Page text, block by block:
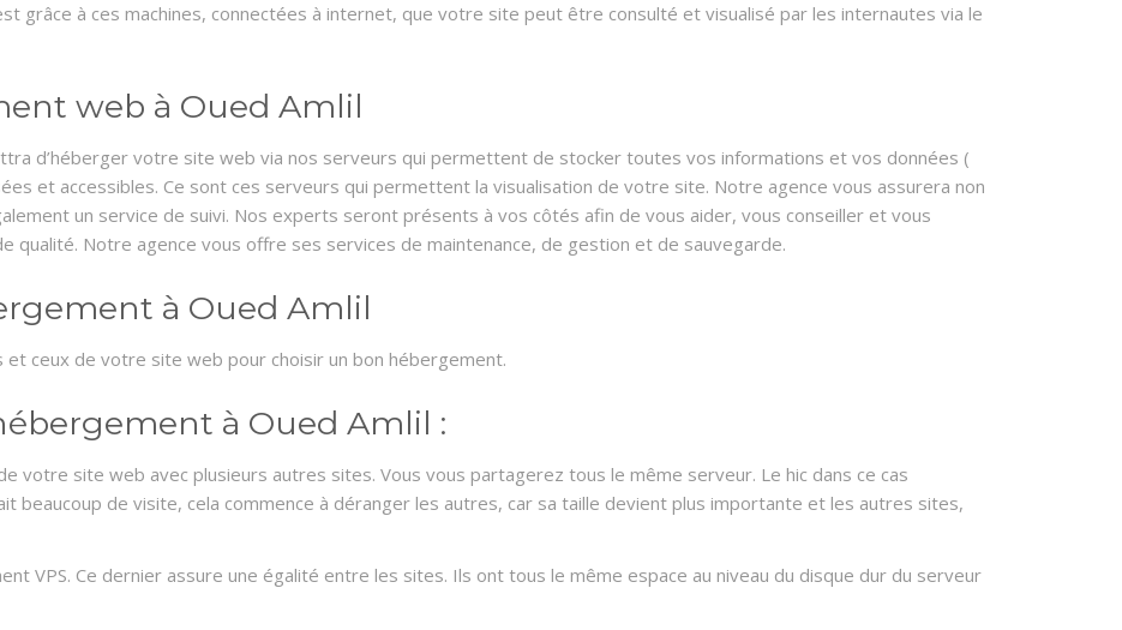
grâce à ces machines, connectées à internet, que votre site peut être consulté et visualisé par les internautes via le
web à Oued Amlil
d’héberger votre site web via nos serveurs qui permettent de stocker toutes vos informations et vos données (
et accessibles. Ce sont ces serveurs qui permettent la visualisation de votre site. Notre agence vous assurera non
un service de suivi. Nos experts seront présents à vos côtés afin de vous aider, vous conseiller et vous
qualité. Notre agence vous offre ses services de maintenance, de gestion et de sauvegarde.
à Oued Amlil
ceux de votre site web pour choisir un bon hébergement.
à Oued Amlil :
votre site web avec plusieurs autres sites. Vous vous partagerez tous le même serveur. Le hic dans ce cas
beaucoup de visite, cela commence à déranger les autres, car sa taille devient plus importante et les autres sites,
VPS. Ce dernier assure une égalité entre les sites. Ils ont tous le même espace au niveau du disque dur du serveur